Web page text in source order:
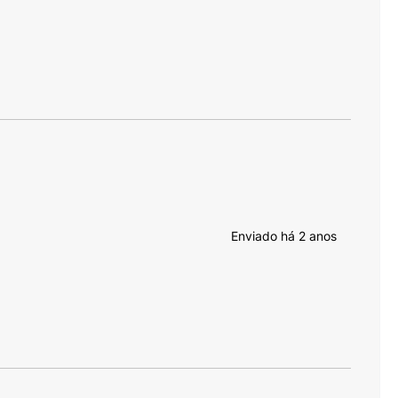
Enviado há 2 anos